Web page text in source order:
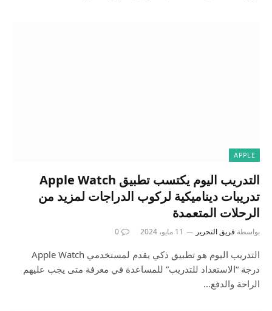
APPLE
التدريب اليوم يكتسب تطبيق Apple Watch
تدريبات ديناميكية لركوب الدراجات لمزيد من
الرحلات المتعمدة
بواسطة فريق التحرير 11 مايو، 2024 0
التدريب اليوم هو تطبيق ذكي يقدم لمستخدمي Apple Watch
درجة “الاستعداد للتدريب” للمساعدة في معرفة متى يجب عليهم
الراحة والدفع…